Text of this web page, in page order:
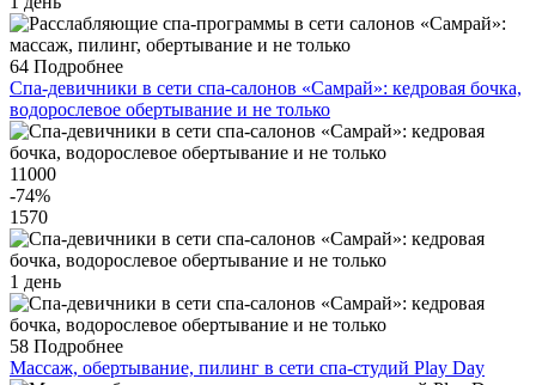
64 Подробнее
Спа-девичники в сети спа-салонов «Самрай»: кедровая бочка,
водорослевое обертывание и не только
11000
-74%
1570
1 день
58 Подробнее
Массаж, обертывание, пилинг в сети спа-студий Play Day